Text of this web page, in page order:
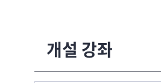
개설 강좌